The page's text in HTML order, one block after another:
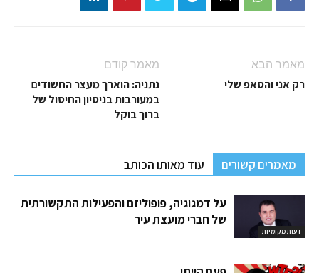
מאמר קודם
נתניה: הוארך מעצר החשודים
במעורבות בניסיון החיסול של
ברוך בוקל
מאמר הבא
רק אני והסאפ שלי
מאמרים קשורים עוד מאותו הכותב
דעות מקומיות
על דמגוגיה, פופוליזם והפעילות התקשורתית
של חברי מועצת עיר